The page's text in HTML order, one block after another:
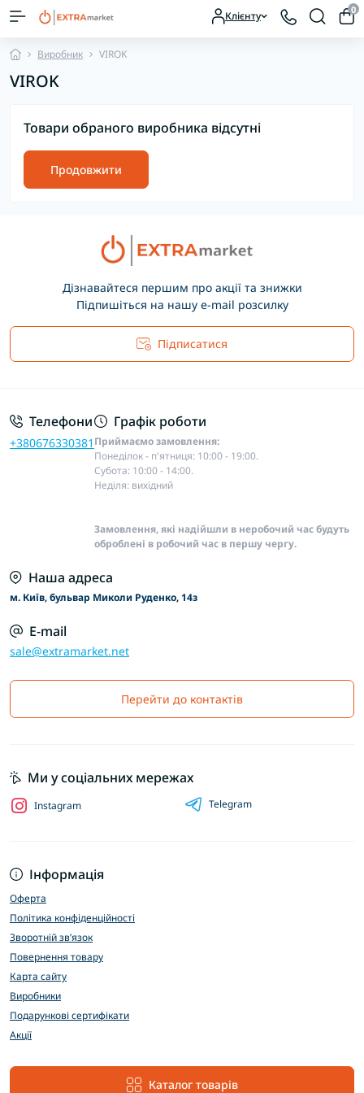
Клієнту 0
Виробник VIROK
VIROK
Товари обраного виробника відсутні
Продовжити
Дізнавайтеся першим про акції та знижки
Підпишіться на нашу e-mail розсилку
Підписатися
Телефони
+380676330381
Графік роботи
Приймаємо замовлення:
Понеділок - п'ятниця: 10:00 - 19:00.
Субота: 10:00 - 14:00.
Неділя: вихідний
Замовлення, які надійшли в неробочий час будуть
оброблені в робочий час в першу чергу.
Наша адреса
м. Київ, бульвар Миколи Руденко, 14з
E-mail
sale@extramarket.net
Перейти до контактів
Інформація
Оферта
Політика конфіденційності
Зворотній зв’язок
Повернення товару
Карта сайту
Виробники
Подарункові сертифікати
Акції
Каталог товарів
Ми у соціальних мережах
Instagram Telegram